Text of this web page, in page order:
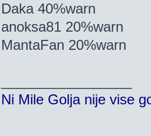
Daka 40%warn
anoksa81 20%warn
MantaFan 20%warn
Ni Mile Golja nije vise